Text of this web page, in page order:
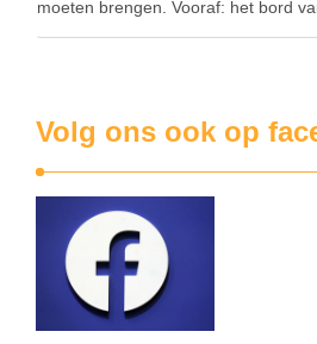
moeten brengen. Vooraf: het bord
Volg ons ook op